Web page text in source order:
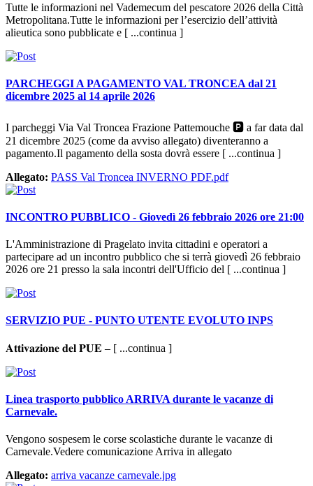
Tutte le informazioni nel Vademecum del pescatore 2026 della Città
Metropolitana.Tutte le informazioni per l’esercizio dell’attività
alieutica sono pubblicate e [ ...continua ]
PARCHEGGI A PAGAMENTO VAL TRONCEA dal 21
dicembre 2025 al 14 aprile 2026
I parcheggi Via Val Troncea Frazione Pattemouche 🅿️ a far data dal
21 dicembre 2025 (come da avviso allegato) diventeranno a
pagamento.Il pagamento della sosta dovrà essere [ ...continua ]
Allegato: PASS Val Troncea INVERNO PDF.pdf
INCONTRO PUBBLICO - Giovedì 26 febbraio 2026 ore 21:00
L'Amministrazione di Pragelato invita cittadini e operatori a
partecipare ad un incontro pubblico che si terrà giovedì 26 febbraio
2026 ore 21 presso la sala incontri dell'Ufficio del [ ...continua ]
SERVIZIO PUE - PUNTO UTENTE EVOLUTO INPS
𝐀𝐭𝐭𝐢𝐯𝐚𝐳𝐢𝐨𝐧𝐞 𝐝𝐞𝐥 𝐏𝐔𝐄 – [ ...continua ]
Linea trasporto pubblico ARRIVA durante le vacanze di
Carnevale.
Vengono sospesem le corse scolastiche durante le vacanze di
Carnevale.Vedere comunicazione Arriva in allegato
Allegato: arriva vacanze carnevale.jpg